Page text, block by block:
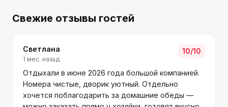
Свежие отзывы гостей
Светлана
1 мес. назад
10/10
Отдыхали в июне 2026 года большой компанией.
Номера чистые, дворик уютный. Отдельно
хочется поблагодарить за домашние обеды —